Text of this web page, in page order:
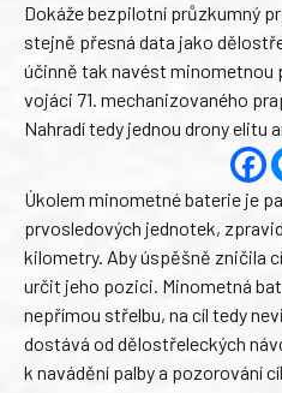
Dokáže bezpilotní průzkumný
stejně přesná data jako
účinně tak navést minometnou
vojáci 71. mechanizovaného
Nahradí tedy jednou drony elitu
Úkolem minometné baterie je
prvosledových jednotek,
kilometry. Aby úspěšně zničila
určit jeho pozici. Minometná
nepřímou střelbu, na cíl tedy
dostává od dělostřeleckých
k navádění palby a pozorování